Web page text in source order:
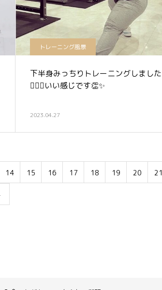
トレーニング風景
下半身みっちりトレーニングしました
🏋️‍♀️🔥いい感じです👏✨
2023.04.27
14 15 16 17 18 19 20 21